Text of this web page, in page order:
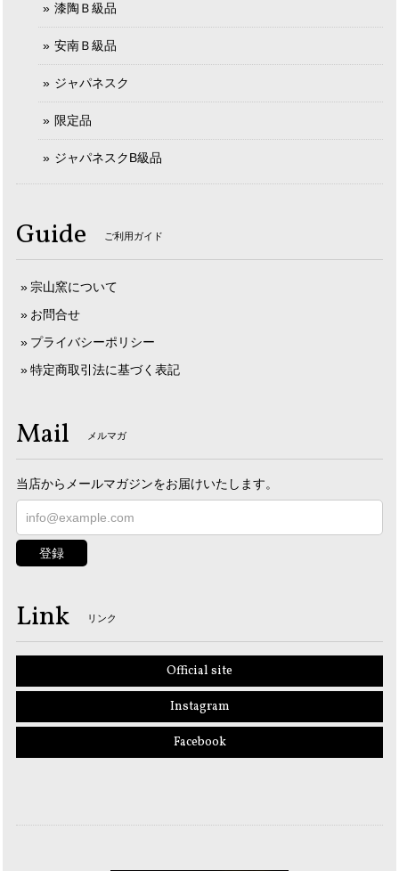
漆陶Ｂ級品
安南Ｂ級品
ジャパネスク
限定品
ジャパネスクB級品
Guide ご利用ガイド
宗山窯について
お問合せ
プライバシーポリシー
特定商取引法に基づく表記
Mail メルマガ
当店からメールマガジンをお届けいたします。
登録
Link リンク
Official site
Instagram
Facebook